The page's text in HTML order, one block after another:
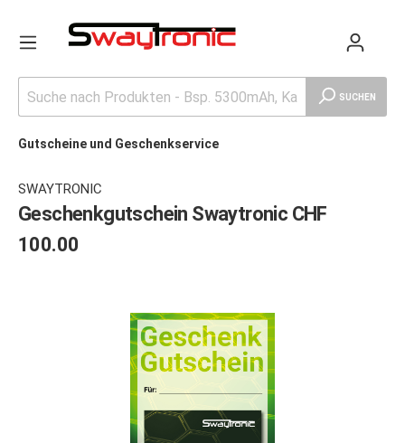
SUCHEN
Gutscheine und Geschenkservice
SWAYTRONIC
Geschenkgutschein Swaytronic CHF
100.00